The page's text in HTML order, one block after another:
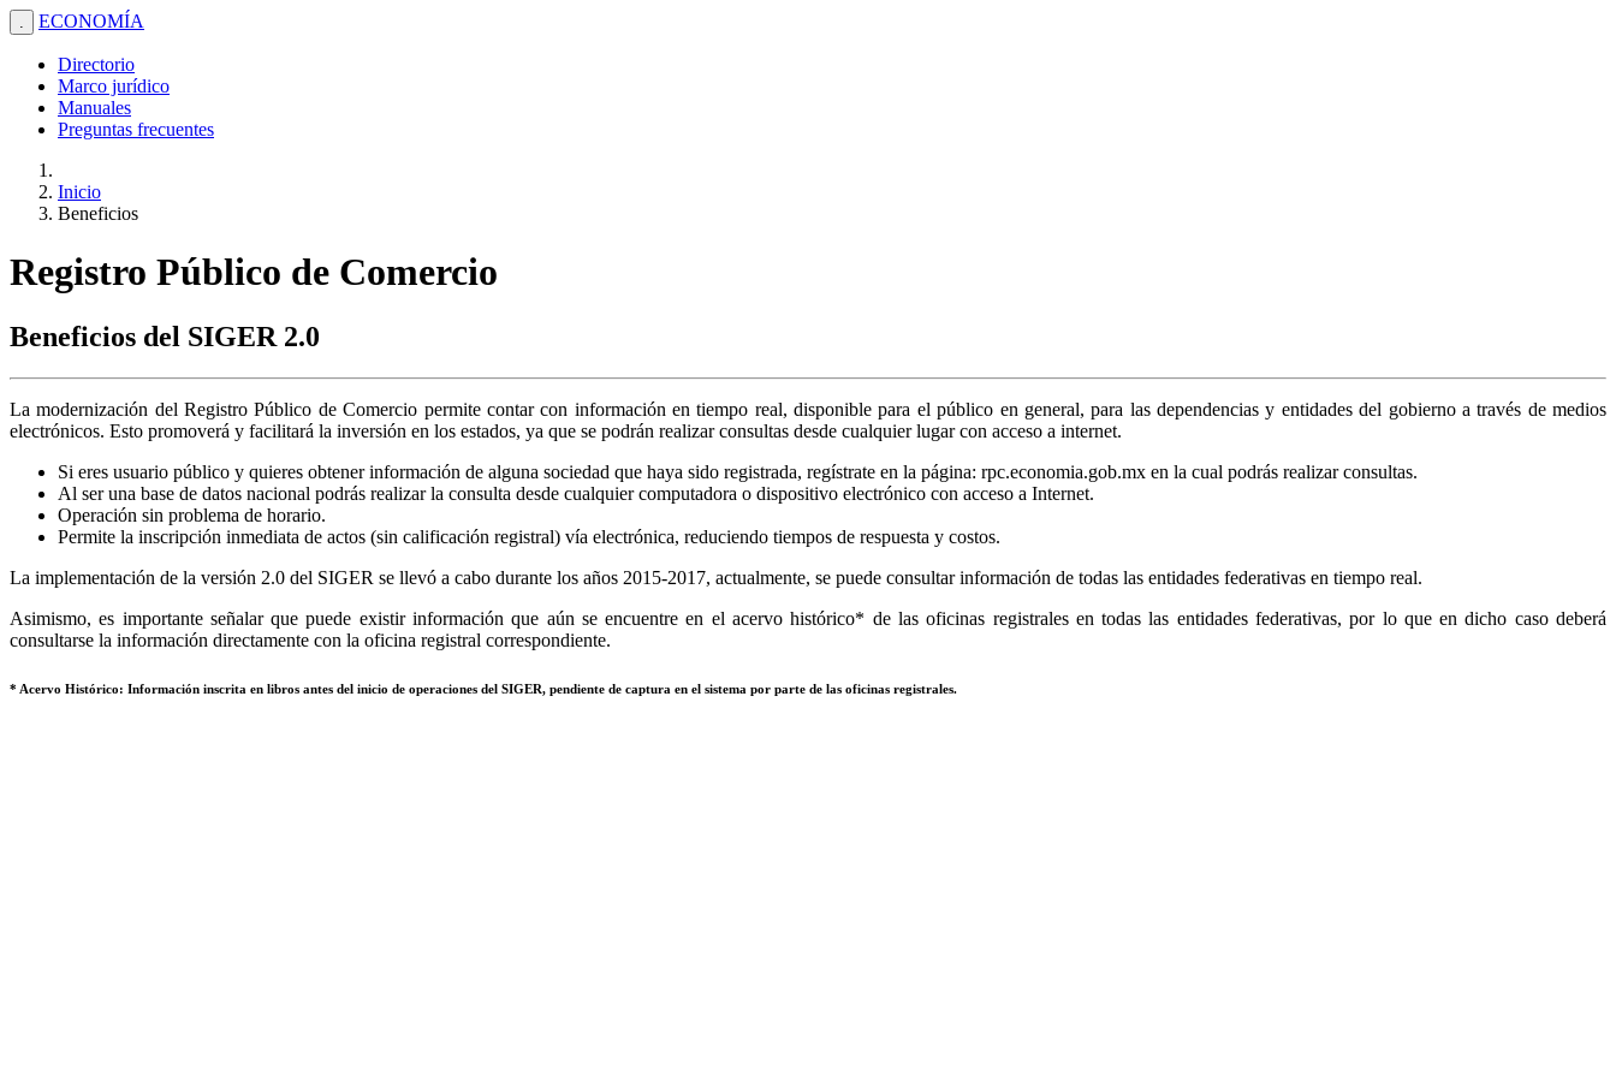
. ECONOMÍA
Directorio
Marco jurídico
Manuales
Preguntas frecuentes
Inicio
Beneficios
Registro Público de Comercio
Beneficios del SIGER 2.0
La modernización del Registro Público de Comercio permite contar con información en tiempo real, disponible para el público en general, para las dependencias y entidades del gobierno a través de medios
electrónicos. Esto promoverá y facilitará la inversión en los estados, ya que se podrán realizar consultas desde cualquier lugar con acceso a internet.
Si eres usuario público y quieres obtener información de alguna sociedad que haya sido registrada, regístrate en la página: rpc.economia.gob.mx en la cual podrás realizar consultas.
Al ser una base de datos nacional podrás realizar la consulta desde cualquier computadora o dispositivo electrónico con acceso a Internet.
Operación sin problema de horario.
Permite la inscripción inmediata de actos (sin calificación registral) vía electrónica, reduciendo tiempos de respuesta y costos.
La implementación de la versión 2.0 del SIGER se llevó a cabo durante los años 2015-2017, actualmente, se puede consultar información de todas las entidades federativas en tiempo real.
Asimismo, es importante señalar que puede existir información que aún se encuentre en el acervo histórico* de las oficinas registrales en todas las entidades federativas, por lo que en dicho caso deberá
consultarse la información directamente con la oficina registral correspondiente.
* Acervo Histórico: Información inscrita en libros antes del inicio de operaciones del SIGER, pendiente de captura en el sistema por parte de las oficinas registrales.